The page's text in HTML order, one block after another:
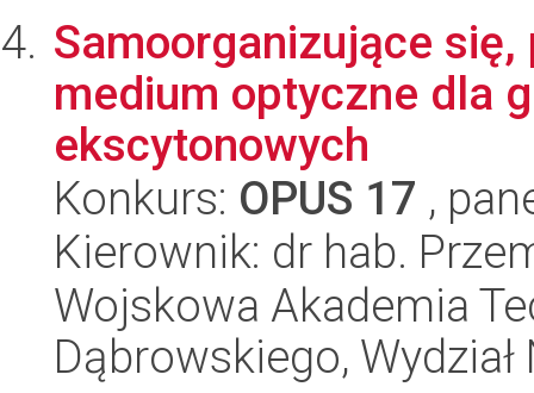
Samoorganizujące
medium optyczne dla
ekscytonowych
Konkurs: OPUS 17 ,
Kierownik: dr hab.
Wojskowa Akademia
Dąbrowskiego,